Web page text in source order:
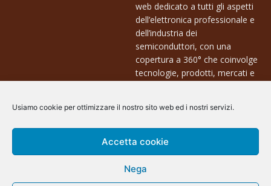
Usiamo cookie per ottimizzare il nostro sito web ed i nostri servizi.
Accetta cookie
Nega
web dedicato a tutti gli aspetti
dell’elettronica professionale e
dell’industria dei
semiconduttori, con una
copertura a 360° che coinvolge
tecnologie, prodotti, mercati e
Contatti:
info@arscommunication.it